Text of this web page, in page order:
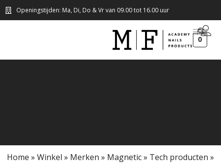
Openingstijden: Ma, Di, Do & Vr van 09.00 tot 16.00 uur
0
Home » Winkel » Merken » Magnetic» Tech producten »